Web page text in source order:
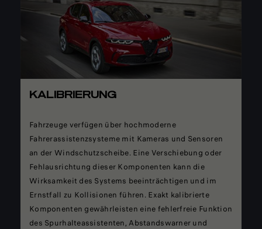
KALIBRIERUNG
Fahrzeuge verfügen über hochmoderne
Fahrerassistenzsysteme mit Kameras und Sensoren
an der Windschutzscheibe. Eine Verschiebung oder
Fehlausrichtung dieser Komponenten kann die
Wirksamkeit des Systems beeinträchtigen und im
Ernstfall zu Kollisionen führen. Exakt kalibrierte
Komponenten gewährleisten eine fehlerfreie Funktion
des Spurhalteassistenten, Abstandswarner und